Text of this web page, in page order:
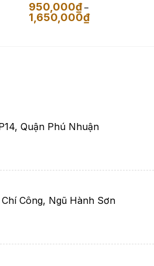
950,000₫ –
1,650,000₫Khoảng
giá:
Quận Phú Nhuận
Công, Ngũ Hành Sơn